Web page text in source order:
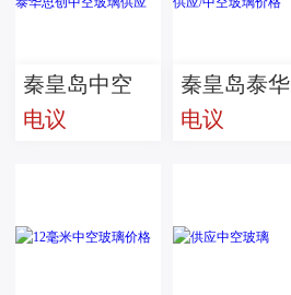
秦皇岛中空
玻璃价格/泰
电议
秦皇岛泰华
思创玻璃供
电议